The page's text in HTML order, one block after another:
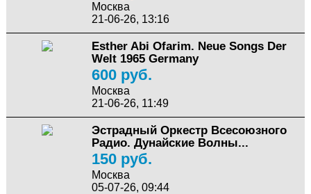
Москва
21-06-26, 13:16
Esther Abi Ofarim. Neue Songs Der
Welt 1965 Germany
600 руб.
Москва
21-06-26, 11:49
Эстрадный Оркестр Всесоюзного
Радио. Дунайские Волны...
150 руб.
Москва
05-07-26, 09:44